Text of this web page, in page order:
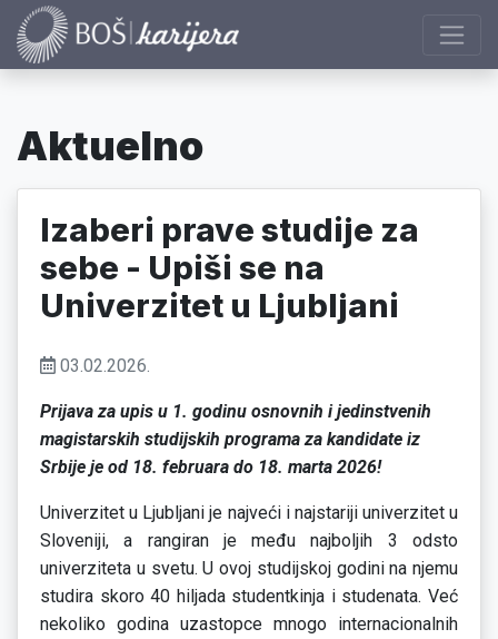
Aktuelno
Izaberi prave studije za
sebe - Upiši se na
Univerzitet u Ljubljani
03.02.2026.
Prijava za upis u 1. godinu osnovnih i jedinstvenih
magistarskih studijskih programa za kandidate iz
Srbije je od 18. februara do 18. marta 2026!
Univerzitet u Ljubljani je najveći i najstariji univerzitet u
Sloveniji, a rangiran je među najboljih 3 odsto
univerziteta u svetu. U ovoj studijskoj godini na njemu
studira skoro 40 hiljada studentkinja i studenata. Već
nekoliko godina uzastopce mnogo internacionalnih